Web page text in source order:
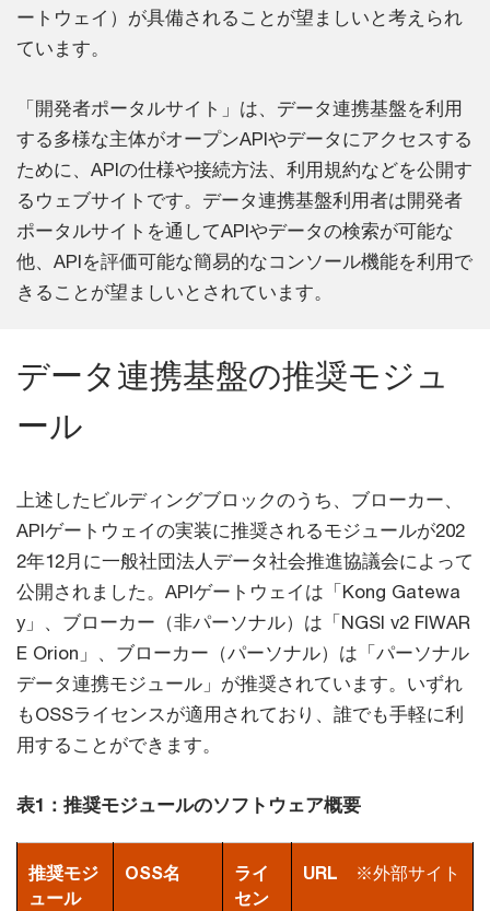
ートウェイ）が具備されることが望ましいと考えられ
ています。
「開発者ポータルサイト」は、データ連携基盤を利用
する多様な主体がオープンAPIやデータにアクセスする
ために、APIの仕様や接続方法、利用規約などを公開す
るウェブサイトです。データ連携基盤利用者は開発者
ポータルサイトを通してAPIやデータの検索が可能な
他、APIを評価可能な簡易的なコンソール機能を利用で
きることが望ましいとされています。
データ連携基盤の推奨モジュ
ール
上述したビルディングブロックのうち、ブローカー、
APIゲートウェイの実装に推奨されるモジュールが202
2年12月に一般社団法人データ社会推進協議会によって
公開されました。APIゲートウェイは「Kong Gatewa
y」、ブローカー（非パーソナル）は「NGSI v2 FIWAR
E Orion」、ブローカー（パーソナル）は「パーソナル
データ連携モジュール」が推奨されています。いずれ
もOSSライセンスが適用されており、誰でも手軽に利
用することができます。
表1：推奨モジュールのソフトウェア概要
推奨モジ
ュール
OSS名
ライ
セン
URL ※外部サイト